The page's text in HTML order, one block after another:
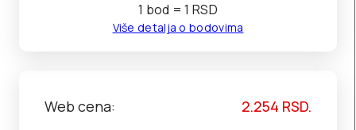
1 bod = 1 RSD
Više detalja o bodovima
Web cena: 2.254 RSD.